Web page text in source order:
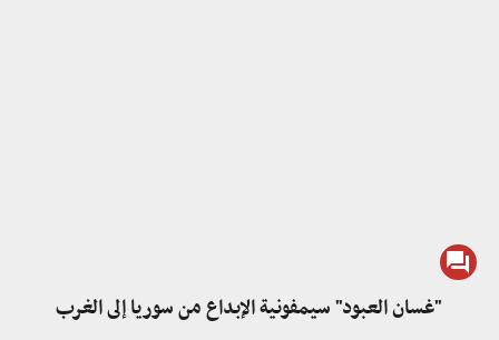
"غسان العبود" سيمفونية الإبداع من سوريا إلى الغرب